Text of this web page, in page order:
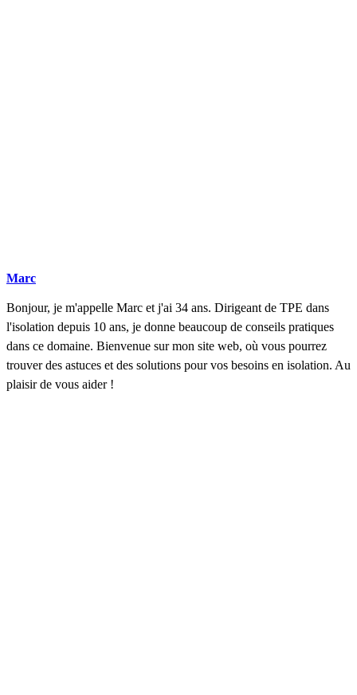
Marc
Bonjour, je m'appelle Marc et j'ai 34 ans. Dirigeant de TPE dans
l'isolation depuis 10 ans, je donne beaucoup de conseils pratiques
dans ce domaine. Bienvenue sur mon site web, où vous pourrez
trouver des astuces et des solutions pour vos besoins en isolation. Au
plaisir de vous aider !